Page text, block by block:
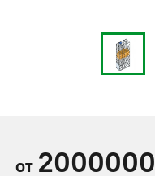
от 2000000